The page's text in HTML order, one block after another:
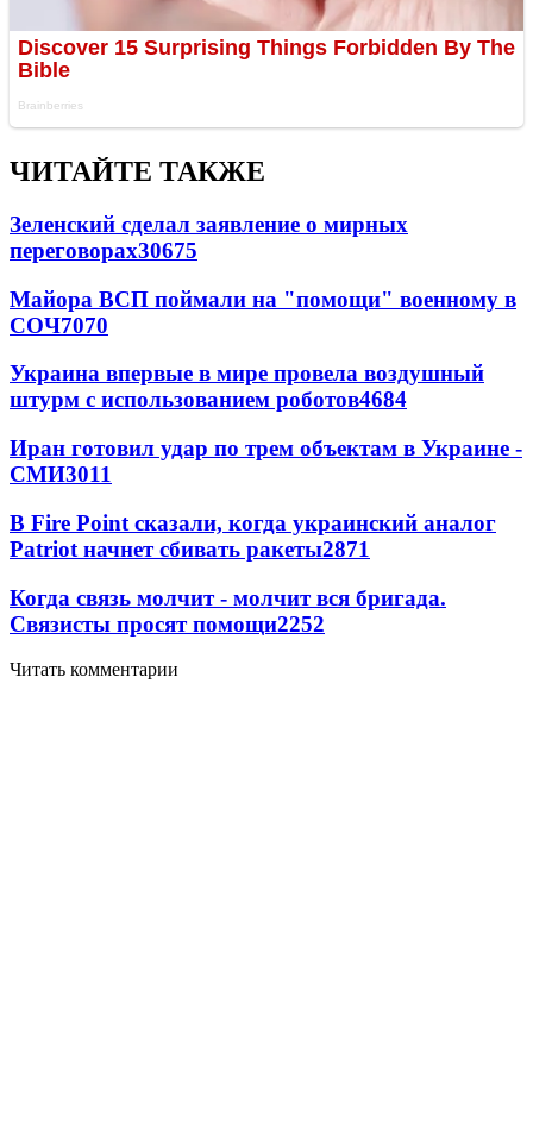
ЧИТАЙТЕ ТАКЖЕ
Зеленский сделал заявление о мирных
переговорах30675
Майора ВСП поймали на "помощи" военному в
СОЧ7070
Украина впервые в мире провела воздушный
штурм с использованием роботов4684
Иран готовил удар по трем объектам в Украине -
СМИ3011
В Fire Point сказали, когда украинский аналог
Patriot начнет сбивать ракеты2871
Когда связь молчит - молчит вся бригада.
Связисты просят помощи2252
Читать комментарии